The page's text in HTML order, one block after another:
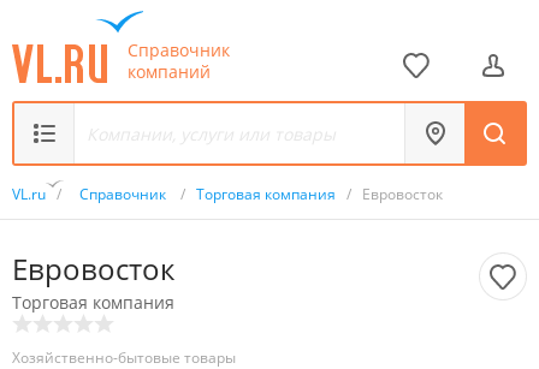
Справочник
компаний
VL.ru / Справочник / Торговая компания / Евровосток
Евровосток
Торговая компания
Хозяйственно-бытовые товары